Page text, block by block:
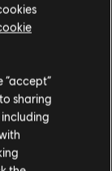
$14.99
“accept”
sharing